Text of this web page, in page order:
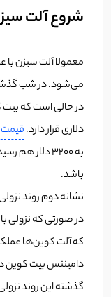
شروع آلت
معمولا آلت سیزن با
می‌شود. در شب
در حالی است که بیت
دلاری قرار دارد.قیمت eth
به 3200 دلار
باشد.
نشانه دوم روند
در صورتی که نزولی
که آلت کوین‌ها
دامیننس بیت کوین
گذشته این روند